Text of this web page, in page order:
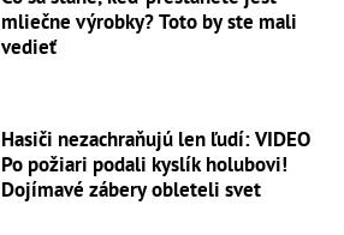
mliečne výrobky? Toto by ste mali
vedieť
Hasiči nezachraňujú len ľudí: VIDEO
Po požiari podali kyslík holubovi!
Dojímavé zábery obleteli svet